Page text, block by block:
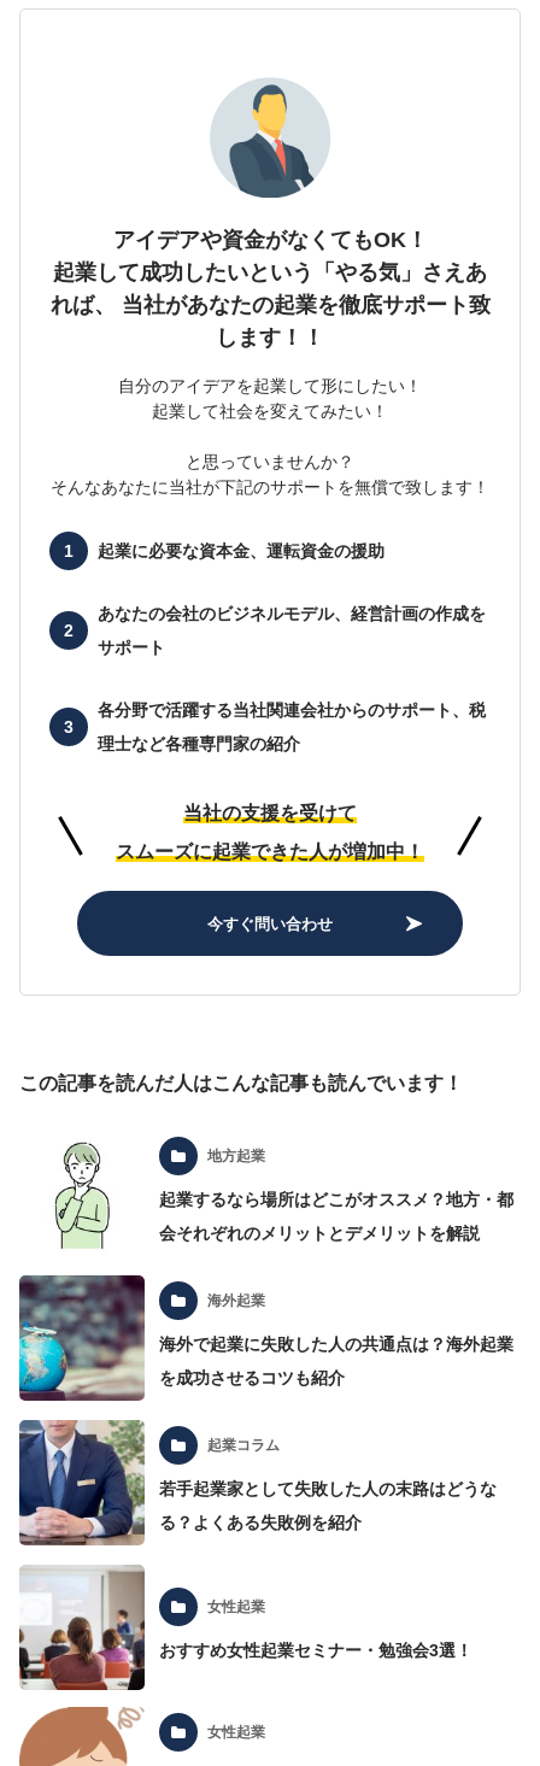
アイデアや資金がなくてもOK！
起業して成功したいという「やる気」さえあ
れば、
当社があなたの起業を徹底サポート致
します！！
自分のアイデアを起業して形にしたい！
起業して社会を変えてみたい！
と思っていませんか？
そんなあなたに当社が下記のサポートを無償で致します！
起業に必要な資本金、運転資金の援助
あなたの会社のビジネルモデル、経営計画の作成を
サポート
各分野で活躍する当社関連会社からのサポート、 税
理士など各種専門家の紹介
当社の支援を受けて
スムーズに起業できた人が増加中！
今すぐ問い合わせ
この記事を読んだ人はこんな記事も読んでいます！
地方起業
起業するなら場所はどこがオススメ？地方・都
会それぞれのメリットとデメリットを解説
海外起業
海外で起業に失敗した人の共通点は？海外起業
を成功させるコツも紹介
起業コラム
若手起業家として失敗した人の末路はどうな
る？よくある失敗例を紹介
女性起業
おすすめ女性起業セミナー・勉強会3選！
女性起業